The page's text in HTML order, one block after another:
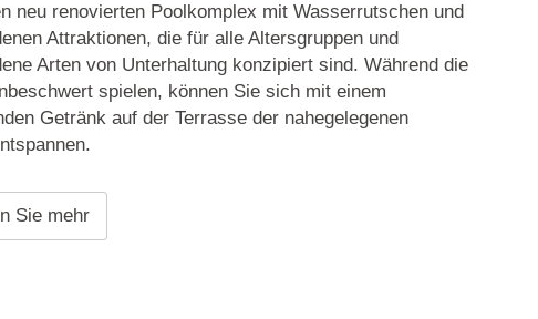
neu renovierten Poolkomplex mit Wasserrutschen und
Attraktionen, die für alle Altersgruppen und
Arten von Unterhaltung konzipiert sind. Während die
spielen, können Sie sich mit einem
Getränk auf der Terrasse der nahegelegenen
Sie mehr